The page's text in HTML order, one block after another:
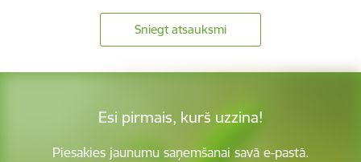
Sniegt atsauksmi
Esi pirmais, kurš uzzina!
Piesakies jaunumu saņemšanai savā e-pastā.